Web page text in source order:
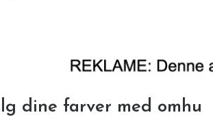
dine farver med omhu